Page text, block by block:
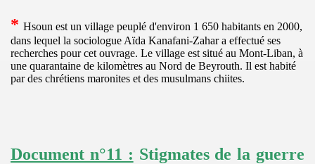
* Hsoun est un village peuplé d'environ 1 650 habitants en 2000,
dans lequel la sociologue Aïda Kanafani-Zahar a effectué ses
recherches pour cet ouvrage. Le village est situé au Mont-Liban, à
une quarantaine de kilomètres au Nord de Beyrouth. Il est habité
par des chrétiens maronites et des musulmans chiites.
Document n°11 : Stigmates de la guerre